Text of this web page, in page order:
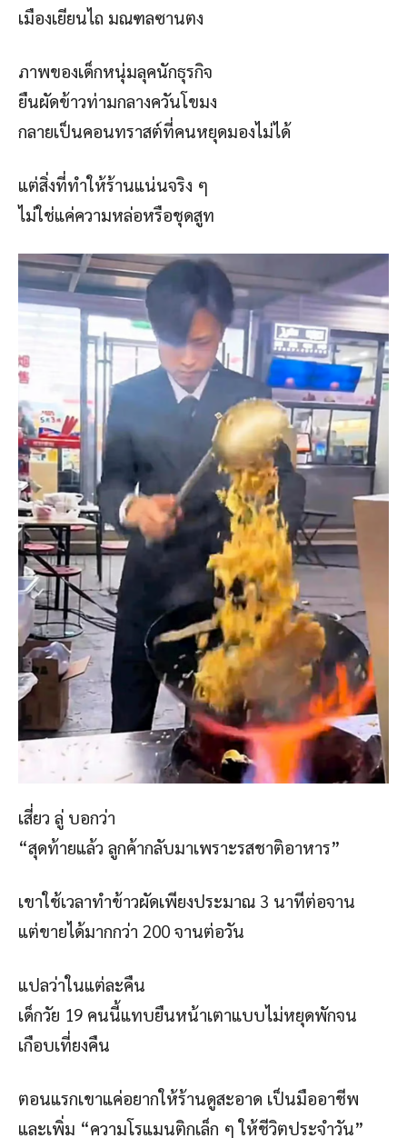
เมืองเยียนไถ มณฑลซานตง
ภาพของเด็กหนุ่มลุคนักธุรกิจ
ยืนผัดข้าวท่ามกลางควันโขมง
กลายเป็นคอนทราสต์ที่คนหยุดมองไม่ได้
แต่สิ่งที่ทำให้ร้านแน่นจริง ๆ
ไม่ใช่แค่ความหล่อหรือชุดสูท
เสี่ยว ลู่ บอกว่า
“สุดท้ายแล้ว ลูกค้ากลับมาเพราะรสชาติอาหาร”
เขาใช้เวลาทำข้าวผัดเพียงประมาณ 3 นาทีต่อจาน
แต่ขายได้มากกว่า 200 จานต่อวัน
แปลว่าในแต่ละคืน
เด็กวัย 19 คนนี้แทบยืนหน้าเตาแบบไม่หยุดพักจน
เกือบเที่ยงคืน
ตอนแรกเขาแค่อยากให้ร้านดูสะอาด เป็นมืออาชีพ
และเพิ่ม “ความโรแมนติกเล็ก ๆ ให้ชีวิตประจำวัน”